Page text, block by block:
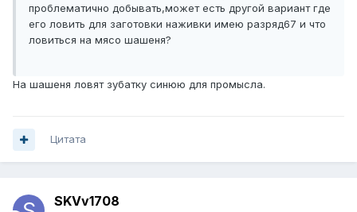
проблематично добывать,может есть другой вариант где
его ловить для заготовки наживки имею разряд67 и что
ловиться на мясо шашеня?
На шашеня ловят зубатку синюю для промысла.
Цитата
SKVv1708